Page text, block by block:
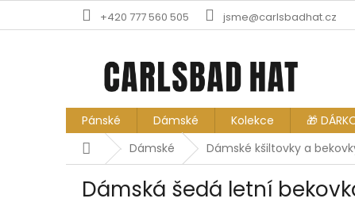
+420 777 560 505 jsme@carlsbadhat.cz
Pánské Dámské Kolekce 🎁
DomůDámské Dámské kšiltovky a
Dámská šedá letní